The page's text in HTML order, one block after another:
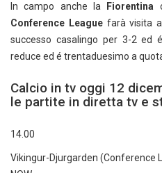
In campo anche la Fiorentina
Conference Leaguefarà visita al
successo casalingo per 3-2 ed
reduce ed é trentaduesimo a
Calcio in tv oggi 12
le partite in diretta tv e
14.00
Vikingur-Djurgarden (Conference